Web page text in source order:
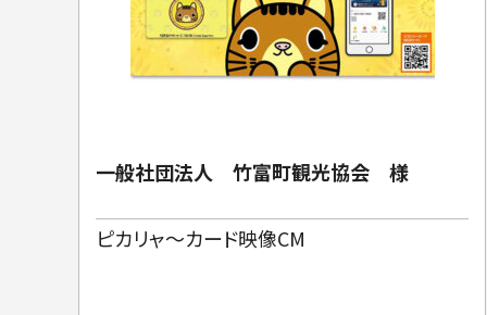
一般社団法人 竹富町観光協会 様
ピカリャ～カード映像CM